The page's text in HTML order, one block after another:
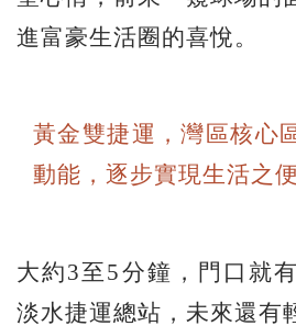
進富豪生活圈的喜悅。
黃金雙捷運，灣區核心
動能，逐步實現生活之便
大約3至5分鐘，門口就
淡水捷運總站，未來還有